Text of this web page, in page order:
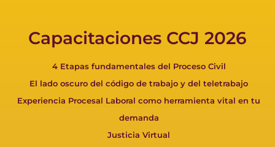
Capacitaciones CCJ 2026
4 Etapas fundamentales del Proceso Civil
El lado oscuro del código de trabajo y del teletrabajo
Experiencia Procesal Laboral como herramienta vital en tu
demanda
Justicia Virtual